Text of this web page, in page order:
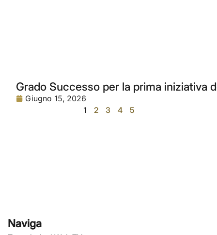
Grado Successo per la prima iniziativa
Giugno 15, 2026
1
2 3 4 5
Naviga